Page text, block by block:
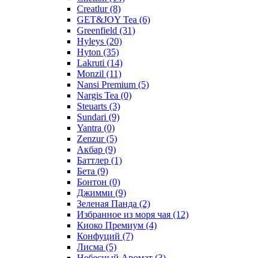
Creatlur(8)
GET&JOY Tea (6)
Greenfield (31)
Hyleys (20)
Hyton (35)
Lakruti (14)
Monzil (11)
Nansi Premium (5)
Nargis Tea (0)
Steuarts (3)
Sundari (9)
Yantra (0)
Zenzur(5)
Акбар (9)
Баттлер (1)
Бета (9)
Бонтон (0)
Джимми (9)
Зеленая Панда (2)
Избранное из моря чая (12)
Киоко Премиум (4)
Конфуций (7)
Лисма (5)